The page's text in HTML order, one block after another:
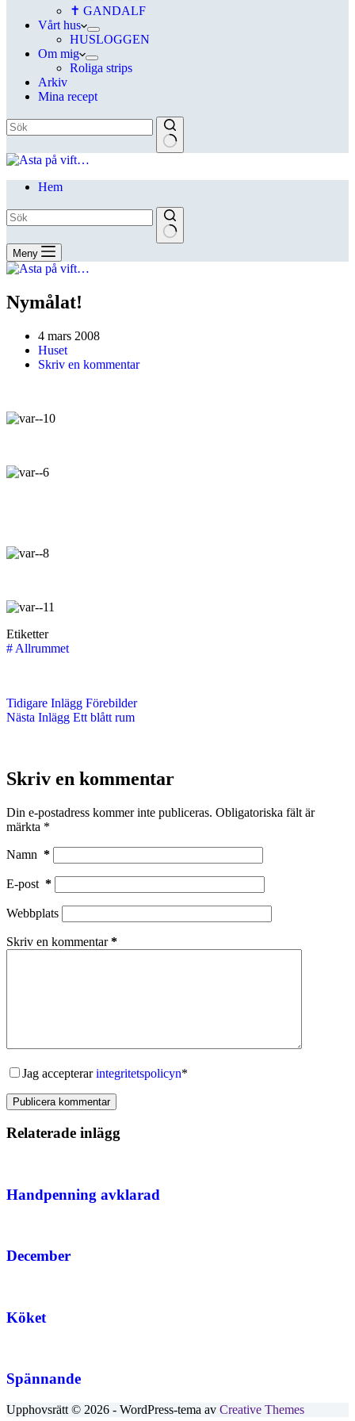
✝ GANDALF
Vårt hus
HUSLOGGEN
Om mig
Roliga strips
Arkiv
Mina recept
Hem
Meny
Nymålat!
4 mars 2008
Huset
Skriv en kommentar
Etiketter
# Allrummet
Tidigare Inlägg Förebilder
Nästa Inlägg Ett blått rum
Skriv en kommentar
Din e-postadress kommer inte publiceras. Obligatoriska fält är
märkta *
Namn *
E-post *
Webbplats
Skriv en kommentar*
Jag accepterarintegritetspolicyn*
Publicera kommentar
Relaterade inlägg
Handpenning avklarad
December
Köket
Spännande
Upphovsrätt © 2026 - WordPress-tema av Creative Themes